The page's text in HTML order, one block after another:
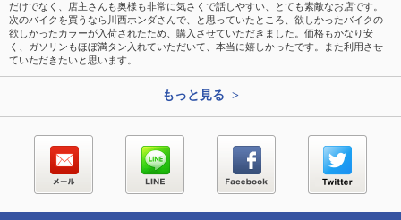
だけでなく、店主さんも奥様も非常に気さくで話しやすい、とても素敵なお店です。
次のバイクを買うなら川西ホンダさんで、と思っていたところ、欲しかったバイクの
欲しかったカラーが入荷されたため、購入させていただきました。価格もかなり安
く、ガソリンもほぼ満タン入れていただいて、本当に嬉しかったです。また利用させ
ていただきたいと思います。
もっと見る >